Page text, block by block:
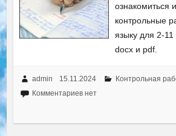
ознакомиться
контрольные
языку для 2-
docx и pdf.
admin 15.11.2024
Контрольная
Комментариев нет